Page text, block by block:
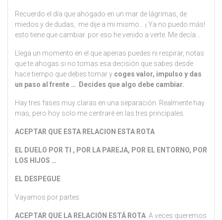
Recuerdo el día que ahogado en un mar de lágrimas, de
miedos y de dudas, me dije a mi mismo… ¡ Ya no puedo más!
esto tiene que cambiar. por eso he venido a verte. Me decía…
Llega un momento en el que apenas puedes ni respirar, notas
que te ahogas si no tomas esa decisión que sabes desde
hace tiempo que debes tomar y coges valor, impulso y das
un paso al frente … Decides que algo debe cambiar.
Hay tres fases muy claras en una separación. Realmente hay
mas, pero hoy solo me centraré en las tres principales.
ACEPTAR QUE ESTA RELACION ESTA ROTA
EL DUELO POR TI , POR LA PAREJA, POR EL ENTORNO, POR
LOS HIJOS …
EL DESPEGUE
Vayamos por partes.
ACEPTAR QUE LA RELACIÓN ESTÁ ROTA . A veces queremos